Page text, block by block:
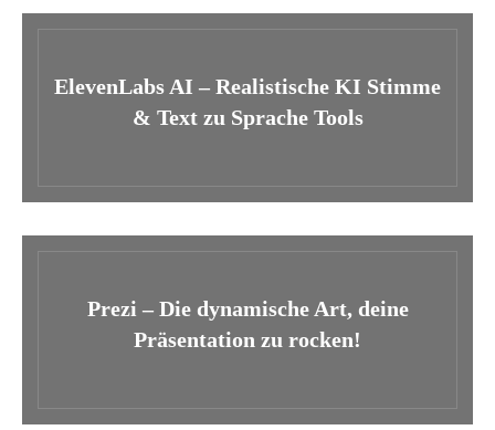
ElevenLabs AI – Realistische KI Stimme
& Text zu Sprache Tools
Prezi – Die dynamische Art, deine
Präsentation zu rocken!